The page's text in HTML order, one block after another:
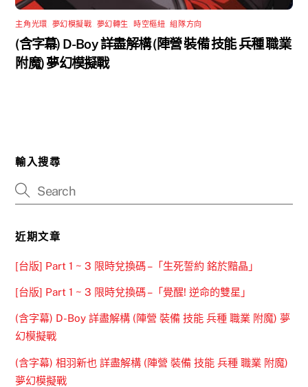
主角光環 夢幻模擬戰 夢幻轉生 ,時空樞紐 ,組隊方向
(含字幕) D-Boy 詳盡解構 (陣營 裝備 技能 兵種 職業
附魔) 夢幻模擬戰
輸入搜尋
近期文章
[台版] Part 1 ~ 3 限時兌換碼 –「生死誓約 銘於黯晶」
[台版] Part 1 ~ 3 限時兌換碼 –「覺醒! 逆命的雙星」
(含字幕) D-Boy 詳盡解構 (陣營 裝備 技能 兵種 職業 附魔) 夢
幻模擬戰
(含字幕) 相羽新也 詳盡解構 (陣營 裝備 技能 兵種 職業 附魔)
夢幻模擬戰